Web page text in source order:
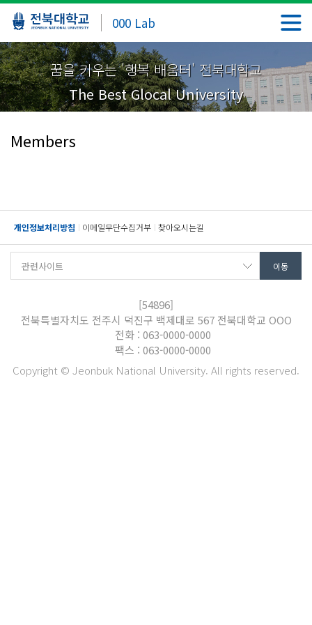
000 Lab
꿈을 키우는 '행복 배움터' 전북대학교
The Best Glocal University
Members
개인정보처리방침 이메일무단수집거부 찾아오시는길
[54896]
전북특별자치도 전주시 덕진구 백제대로 567 전북대학교 OOO
전화 : 063-0000-0000
팩스 : 063-0000-0000
Copyright © Jeonbuk National University. All rights reserved.